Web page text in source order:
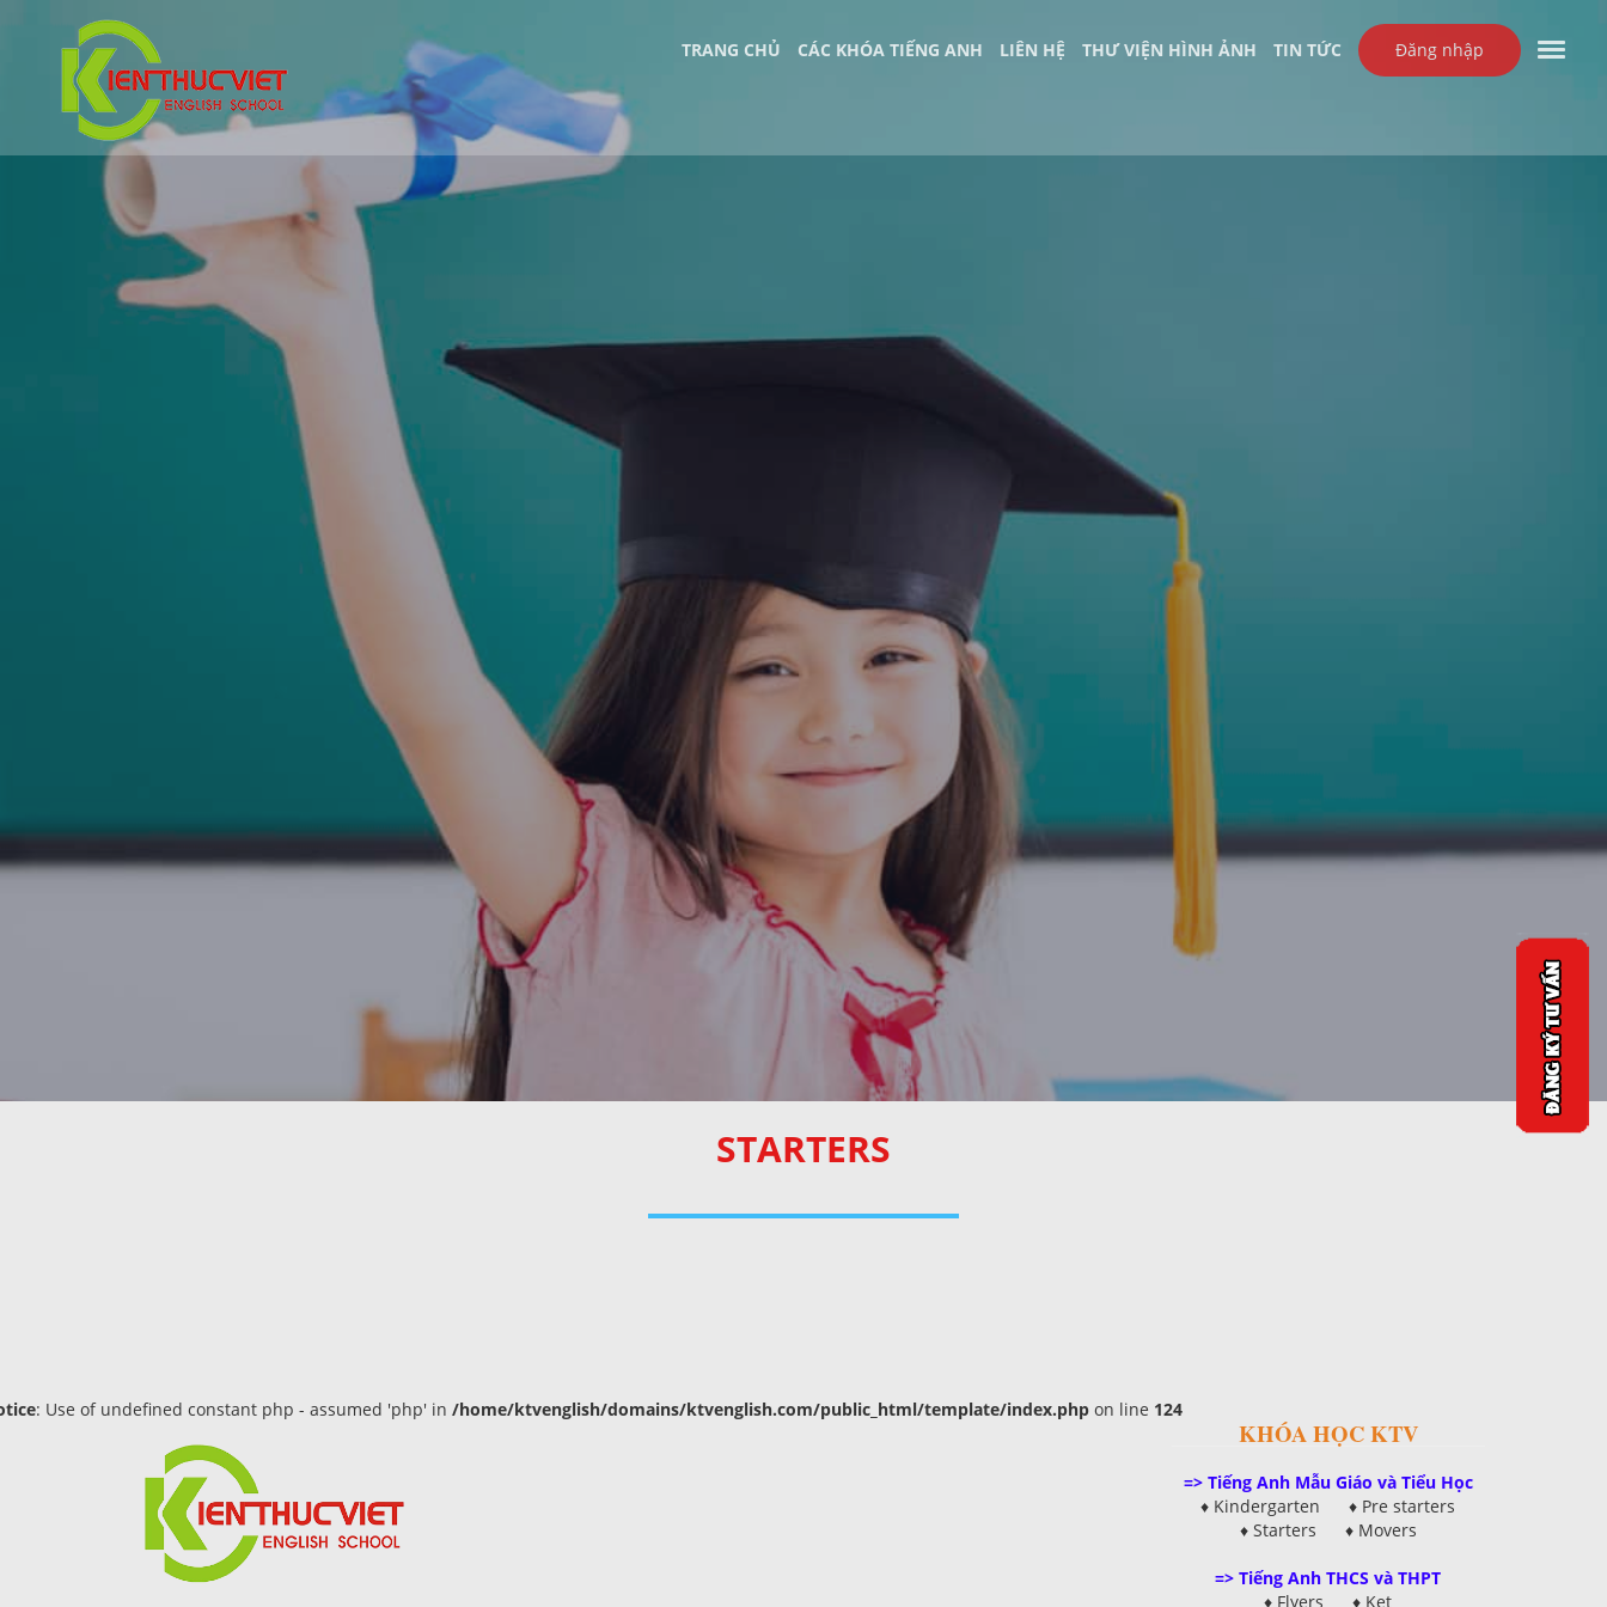
TRANG CHỦ CÁC KHÓA TIẾNG ANH LIÊN HỆ THƯ VIỆN HÌNH ẢNH TIN TỨC Đăng nhập
STARTERS
: Use of undefined constant php - assumed 'php' in /home/ktvenglish/domains/ktvenglish.com/public_html/template/index.php on line 124
KHÓA HỌC KTV
=> Tiếng Anh Mẫu Giáo và Tiểu Học
♦ Kindergarten ♦ Pre starters
♦ Starters ♦ Movers
=> Tiếng Anh THCS và THPT
♦ Flyers ♦ Ket